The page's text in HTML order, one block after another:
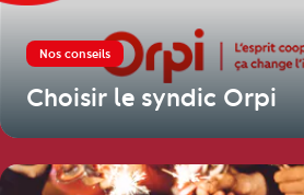
Nos conseils
Choisir le syndic Orpi